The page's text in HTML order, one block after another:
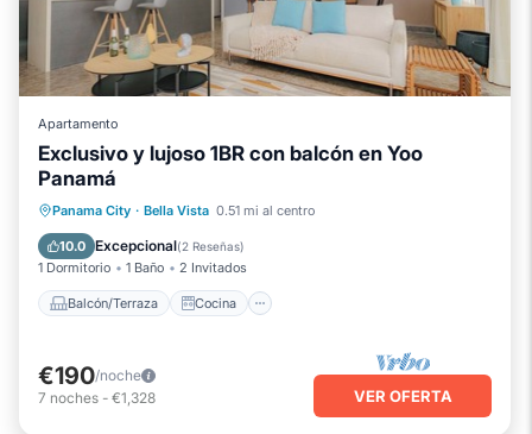
Apartamento
Exclusivo y lujoso 1BR con balcón en Yoo
Panamá
Panama City · Bella Vista 0.51 mi al centro
10.0 Excepcional(2 Reseñas)
1 Dormitorio 1 Baño 2 Invitados
Balcón/Terraza Cocina
Balcón/Terraza
Cocina
Aire acondicionado
€190/noche
7 noches - €1,328 VER OFERTA